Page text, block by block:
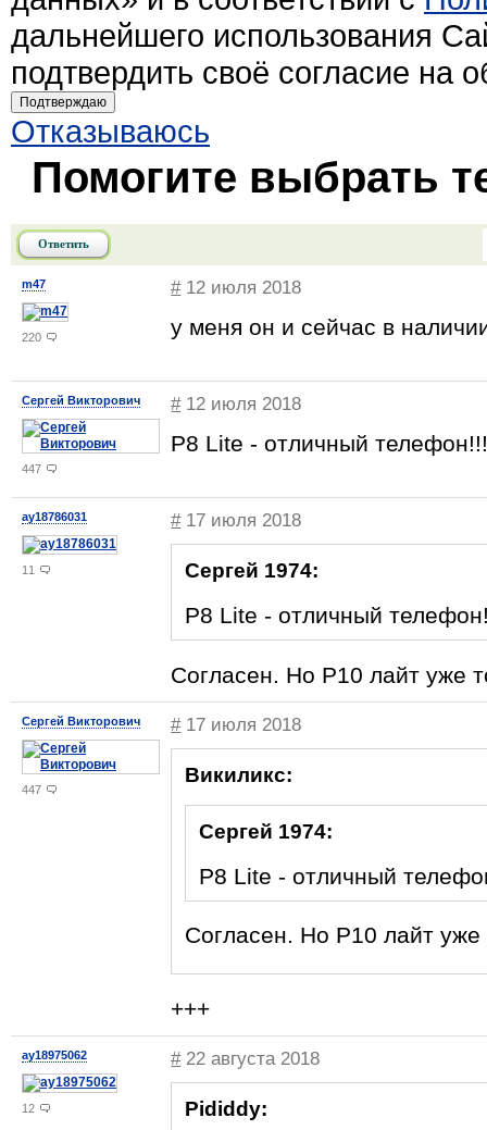
дальнейшего использования
подтвердить своё согласие на
Подтверждаю
Отказываюсь
Помогите выбрать
Ответить
m47
220
#12 июля 2018
у меня он и сейчас в
Сергей Викторович
447
#12 июля 2018
P8 Lite - отличный
ay18786031
11
#17 июля 2018
Сергей 1974:
P8 Lite - отличный
Согласен. Но Р10 лайт уже
Сергей Викторович
447
#17 июля 2018
Викиликс:
Сергей 1974:
P8 Lite - отличный
Согласен. Но Р10 лайт уже
+++
ay18975062
12
#22 августа 2018
Pididdy: